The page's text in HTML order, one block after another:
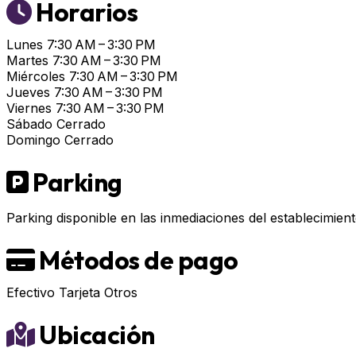
Horarios
Lunes 7:30 AM – 3:30 PM
Martes 7:30 AM – 3:30 PM
Miércoles 7:30 AM – 3:30 PM
Jueves 7:30 AM – 3:30 PM
Viernes 7:30 AM – 3:30 PM
Sábado Cerrado
Domingo Cerrado
Parking
Parking disponible en las inmediaciones del
Métodos de pago
Efectivo Tarjeta Otros
Ubicación